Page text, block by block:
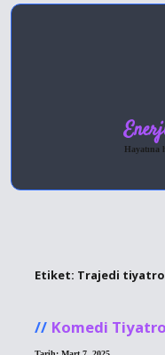
Etiket: Trajedi
Komedi